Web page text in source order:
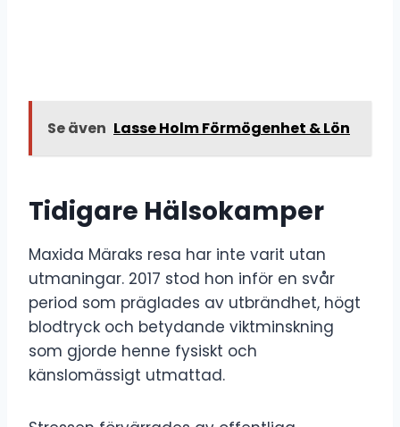
Se även Lasse Holm Förmögenhet & Lön
Tidigare Hälsokamper
Maxida Märaks resa har inte varit utan
utmaningar. 2017 stod hon inför en svår
period som präglades av utbrändhet, högt
blodtryck och betydande viktminskning
som gjorde henne fysiskt och
känslomässigt utmattad.